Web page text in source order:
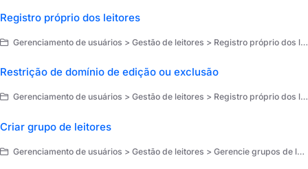
Registro próprio dos leitores
Gerenciamento de usuários > Gestão de leitores > Registro próprio dos leitores
Restrição de domínio de edição ou exclusão
Gerenciamento de usuários > Gestão de leitores > Registro próprio dos leitores
Criar grupo de leitores
Gerenciamento de usuários > Gestão de leitores > Gerencie grupos de leitores